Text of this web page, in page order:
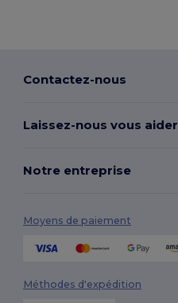
Contactez-nous
Laissez-nous vous aider
Notre entreprise
Moyens de paiement
Méthodes d'expédition